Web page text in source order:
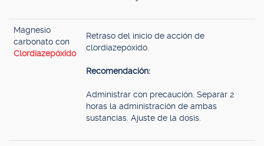
Magnesio
carbonato con
Clordiazepóxido
Retraso del inicio de acción de
clordiazepóxido.
Recomendación:
Administrar con precaución. Separar 2
horas la administración de ambas
sustancias. Ajuste de la dosis.